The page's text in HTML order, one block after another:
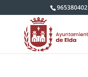
965380402